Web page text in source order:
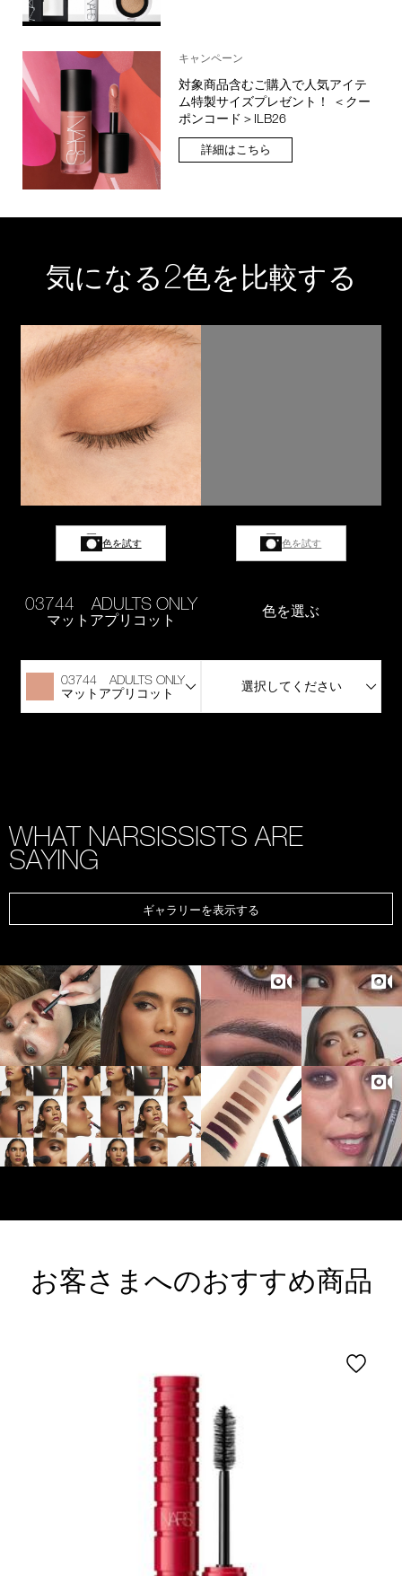
キャンペーン
対象商品含むご購入で人気アイテ
ム特製サイズプレゼント！ ＜クー
ポンコード＞ILB26
詳細はこちら
気になる2色を比較する
色を試す
03744 ADULTS ONLY
マットアプリコット
03744 ADULTS ONLY
マットアプリコット
色を試す
色を選ぶ
選択してください
WHAT NARSISSISTS ARE
SAYING
ギャラリーを表示する
お客さまへのおすすめ商品